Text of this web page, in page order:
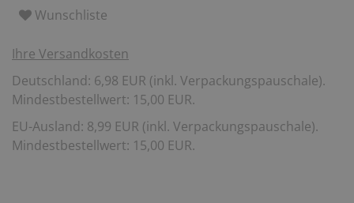
Wunschliste
Ihre Versandkosten
Deutschland: 6,98 EUR (inkl. Verpackungspauschale).
Mindestbestellwert: 15,00 EUR.
EU-Ausland: 8,99 EUR (inkl. Verpackungspauschale).
Mindestbestellwert: 15,00 EUR.